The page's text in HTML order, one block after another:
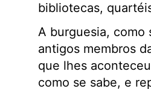
bibliotecas,
A burguesia, como
antigos membros
que lhes
como se sabe, e